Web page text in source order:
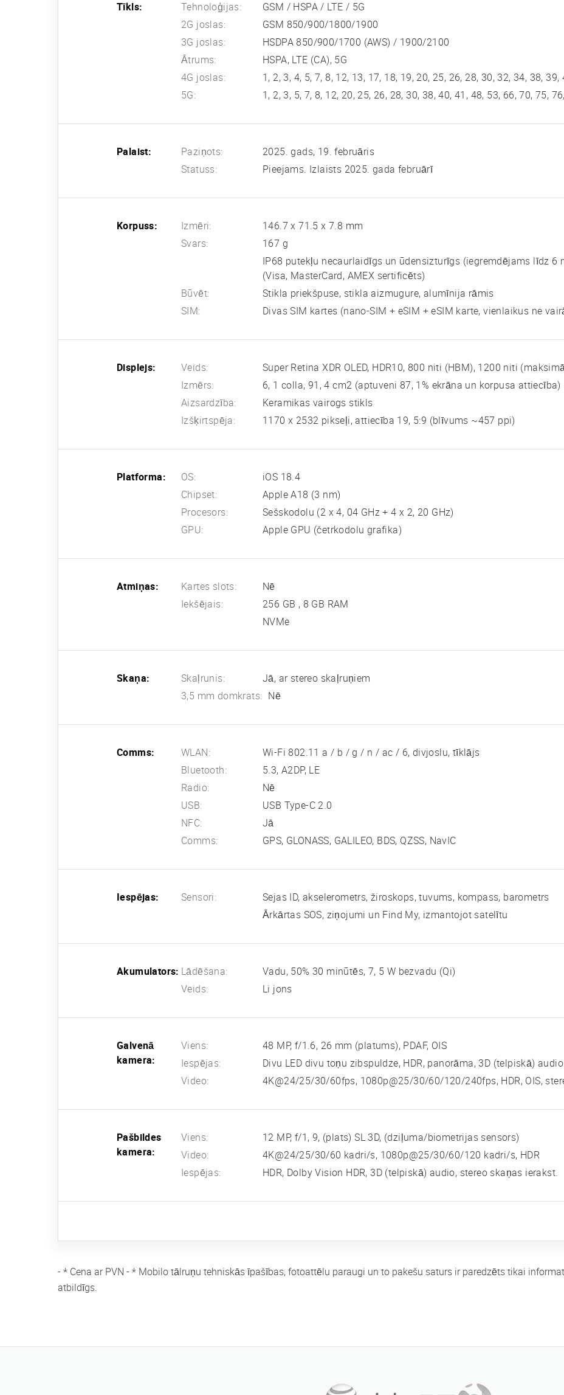
Tīkls: Tehnoloģijas:
GSM / HSPA / LTE / 5G
2G joslas:
GSM 850/900/1800/1900
3G joslas:
HSDPA 850/900/1700 (AWS) / 1900/2100
Ātrums:
HSPA, LTE (CA), 5G
4G joslas:
1, 2, 3, 4, 5, 7, 8, 12, 13, 17, 18, 19, 20, 25, 26, 28, 30, 32, 34, 38, 39,
5G:
1, 2, 3, 5, 7, 8, 12, 20, 25, 26, 28, 30, 38, 40, 41, 48, 53, 66, 70, 75,
Palaist: Paziņots:
2025. gads, 19. februāris
Statuss:
Pieejams. Izlaists 2025. gada februārī
Korpuss: Izmēri:
146.7 x 71.5 x 7.8 mm
Svars:
167 g
IP68 putekļu necaurlaidīgs un ūdensizturīgs (iegremdējams līdz 6
(Visa, MasterCard, AMEX sertificēts)
Būvēt:
Stikla priekšpuse, stikla aizmugure, alumīnija rāmis
SIM:
Divas SIM kartes (nano-SIM + eSIM + eSIM karte, vienlaikus ne
Displejs: Veids:
Super Retina XDR OLED, HDR10, 800 niti (HBM), 1200 niti
Izmērs:
6, 1 colla, 91, 4 cm2 (aptuveni 87, 1% ekrāna un korpusa attiecība)
Aizsardzība:
Keramikas vairogs stikls
Izšķirtspēja:
1170 x 2532 pikseļi, attiecība 19, 5:9 (blīvums ~457 ppi)
Platforma: OS:
iOS 18.4
Chipset:
Apple A18 (3 nm)
Procesors:
Sešskodolu (2 x 4, 04 GHz + 4 x 2, 20 GHz)
GPU:
Apple GPU (četrkodolu grafika)
Atmiņas: Kartes slots:
Nē
Iekšējais:
256 GB , 8 GB RAM
NVMe
Skaņa: Skaļrunis:
Jā, ar stereo skaļruņiem
3,5 mm domkrats: Nē
Comms: WLAN:
Wi-Fi 802.11 a / b / g / n / ac / 6, divjoslu, tīklājs
Bluetooth:
5.3, A2DP, LE
Radio:
Nē
USB:
USB Type-C 2.0
NFC:
Jā
Comms:
GPS, GLONASS, GALILEO, BDS, QZSS, NavIC
Iespējas: Sensori:
Sejas ID, akselerometrs, žiroskops, tuvums, kompass, barometrs
Ārkārtas SOS, ziņojumi un Find My, izmantojot satelītu
Akumulators: Lādēšana:
Vadu, 50% 30 minūtēs, 7, 5 W bezvadu (Qi)
Veids:
Li jons
Galvenā
kamera:
Viens:
48 MP, f/1.6, 26 mm (platums), PDAF, OIS
Iespējas:
Divu LED divu toņu zibspuldze, HDR, panorāma, 3D (telpiskā) audio
Video:
4K@24/25/30/60fps, 1080p@25/30/60/120/240fps, HDR, OIS,
Pašbildes
kamera:
Viens:
12 MP, f/1, 9, (plats) SL 3D, (dziļuma/biometrijas sensors)
Video:
4K@24/25/30/60 kadri/s, 1080p@25/30/60/120 kadri/s, HDR
Iespējas:
HDR, Dolby Vision HDR, 3D (telpiskā) audio, stereo skaņas ierakst.
- * Cena ar PVN - * Mobilo tālruņu tehniskās īpašības, fotoattēlu paraugi un to pakešu saturs ir paredzēts tikai
atbildīgs.